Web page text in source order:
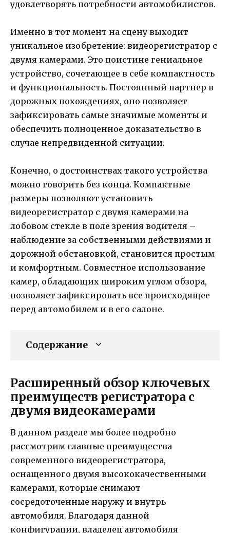
удовлетворять потребности автомобилистов.
Именно в тот момент на сцену выходит
уникальное изобретение: видеорегистратор с
двумя камерами. Это поистине гениальное
устройство, сочетающее в себе компактность
и функциональность. Постоянный партнер в
дорожных похождениях, оно позволяет
зафиксировать самые значимые моменты и
обеспечить полноценное доказательство в
случае непредвиденной ситуации.
Конечно, о достоинствах такого устройства
можно говорить без конца. Компактные
размеры позволяют установить
видеорегистратор с двумя камерами на
лобовом стекле в поле зрения водителя –
наблюдение за собственными действиями и
дорожной обстановкой, становится простым
и комфортным. Совместное использование
камер, обладающих широким углом обзора,
позволяет зафиксировать все происходящее
перед автомобилем и в его салоне.
Содержание
Расширенный обзор ключевых
преимуществ регистратора с
двумя видеокамерами
В данном разделе мы более подробно
рассмотрим главные преимущества
современного видеорегистратора,
оснащенного двумя высококачественными
камерами, которые снимают
сосредоточенные наружу и внутрь
автомобиля. Благодаря данной
конфигурации, владелец автомобиля